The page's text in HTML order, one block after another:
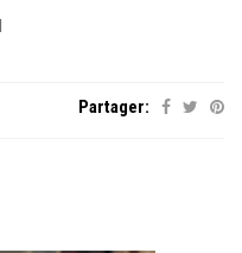
Partager: